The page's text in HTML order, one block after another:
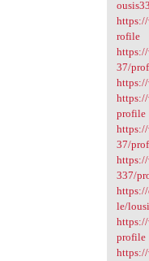
rofile
https://
37/
profile
https://
37/
337/
le/
profile